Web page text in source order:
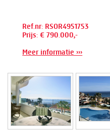
Ref.nr: RSOR4951753
Prijs: € 790.000,-
Meer informatie ›››